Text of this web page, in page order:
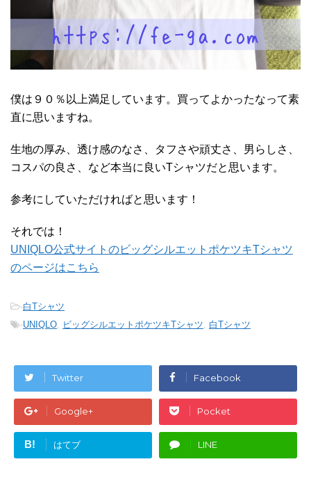
僕は９０％以上満足しています。買ってよかったなって素
直に思いますね。
生地の厚み、透け感のなさ、タフさや頑丈さ、男らしさ、
コスパの良さ、など本当に良いTシャツだと思います。
参考にしていただければと思います！
それでは！
UNIQLO公式サイトのビッグシルエットポケツキTシャツ
のページはこちら
-白Tシャツ
-UNIQLO ビッグシルエットポケツキTシャツ 白Tシャツ
Twitter Facebook
Google+ Pocket
B! はてブ LINE